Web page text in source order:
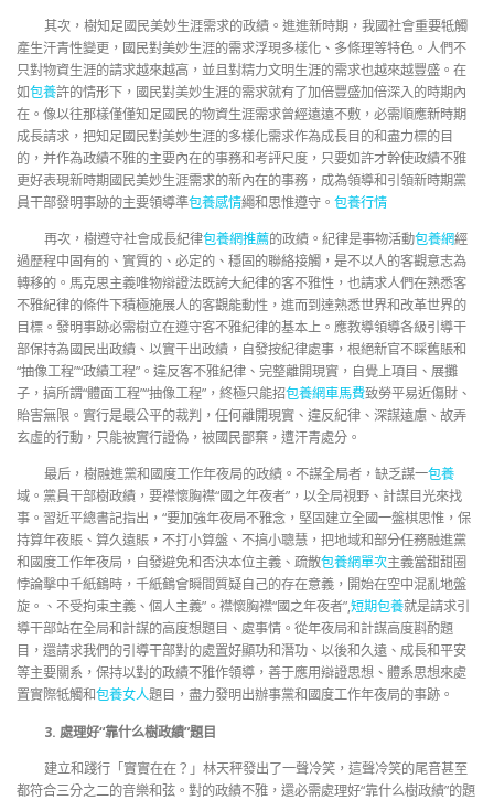
其次，樹知足國民美妙生涯需求的政績。進進新時期，我國社會重要牴觸
產生汗青性變更，國民對美妙生涯的需求浮現多樣化、多條理等特色。人們不
只對物資生涯的請求越來越高，並且對精力文明生涯的需求也越來越豐盛。在
如包養許的情形下，國民對美妙生涯的需求就有了加倍豐盛加倍深入的時期內
在。像以往那樣僅僅知足國民的物資生涯需求曾經遠遠不敷，必需順應新時期
成長請求，把知足國民對美妙生涯的多樣化需求作為成長目的和盡力標的目
的，并作為政績不雅的主要內在的事務和考評尺度，只要如許才幹使政績不雅
更好表現新時期國民美妙生涯需求的新內在的事務，成為領導和引領新時期黨
員干部發明事跡的主要領導準包養感情繩和思惟遵守。 包養行情
再次，樹遵守社會成長紀律包養網推薦的政績。紀律是事物活動包養網經
過歷程中固有的、實質的、必定的、穩固的聯絡接觸，是不以人的客觀意志為
轉移的。馬克思主義唯物辯證法既誇大紀律的客不雅性，也請求人們在熟悉客
不雅紀律的條件下積極施展人的客觀能動性，進而到達熟悉世界和改革世界的
目標。發明事跡必需樹立在遵守客不雅紀律的基本上。應教導領導各級引導干
部保持為國民出政績、以實干出政績，自發按紀律處事，根絕新官不睬舊賬和
“抽像工程”“政績工程”。違反客不雅紀律、完整離開現實，自覺上項目、展攤
子，搞所謂“體面工程”“抽像工程”，終極只能招包養網車馬費致勞平易近傷財、
貽害無限。實行是最公平的裁判，任何離開現實、違反紀律、深謀遠慮、故弄
玄虛的行動，只能被實行證偽，被國民鄙棄，遭汗青處分。
最后，樹融進黨和國度工作年夜局的政績。不謀全局者，缺乏謀一包養
域。黨員干部樹政績，要襟懷胸襟“國之年夜者”，以全局視野、計謀目光來找
事。習近平總書記指出，“要加強年夜局不雅念，堅固建立全國一盤棋思惟，保
持算年夜賬、算久遠賬，不打小算盤、不搞小聰慧，把地域和部分任務融進黨
和國度工作年夜局，自發避免和否決本位主義、疏散包養網單次主義當甜甜圈
悖論擊中千紙鶴時，千紙鶴會瞬間質疑自己的存在意義，開始在空中混亂地盤
旋。、不受拘束主義、個人主義”。襟懷胸襟“國之年夜者”,短期包養就是請求引
導干部站在全局和計謀的高度想題目、處事情。從年夜局和計謀高度斟酌題
目，還請求我們的引導干部對的處置好顯功和潛功、以後和久遠、成長和平安
等主要關系，保持以對的政績不雅作領導，善于應用辯證思想、體系思想來處
置實際牴觸和包養女人題目，盡力發明出辦事黨和國度工作年夜局的事跡。
3. 處理好“靠什么樹政績”題目
建立和踐行「實實在在？」林天秤發出了一聲冷笑，這聲冷笑的尾音甚至
都符合三分之二的音樂和弦。對的政績不雅，還必需處理好“靠什么樹政績”的題